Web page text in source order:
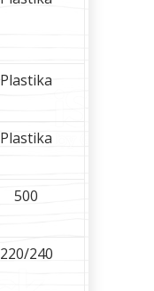
Plastika
Plastika
500
220/240